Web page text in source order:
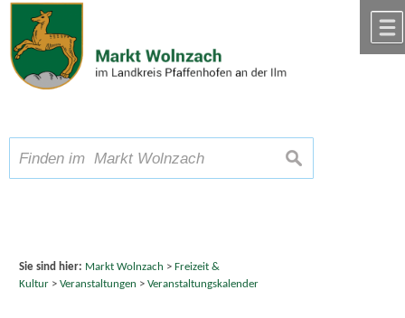
Zum Inhalt,zur Navigation
Schriftgröße A A A suchen
Sie sind hier: Markt Wolnzach > Freizeit &
Kultur> Veranstaltungen > Veranstaltungskalender